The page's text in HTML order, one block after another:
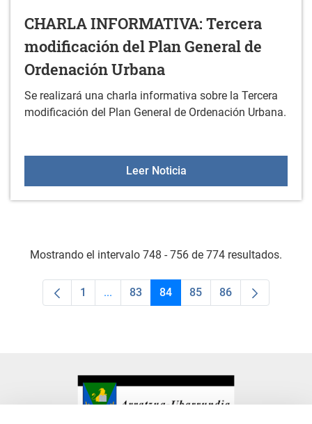
CHARLA INFORMATIVA: Tercera
modificación del Plan General de
Ordenación Urbana
Se realizará una charla informativa sobre la Tercera
modificación del Plan General de Ordenación Urbana.
Leer NoticiaCHARLA
Mostrando el intervalo 748 - 756 de 774 resultados.
Página
1 ...Páginas intermedias Use TAB para
Página
83 Página
84 Página
85 Página
86